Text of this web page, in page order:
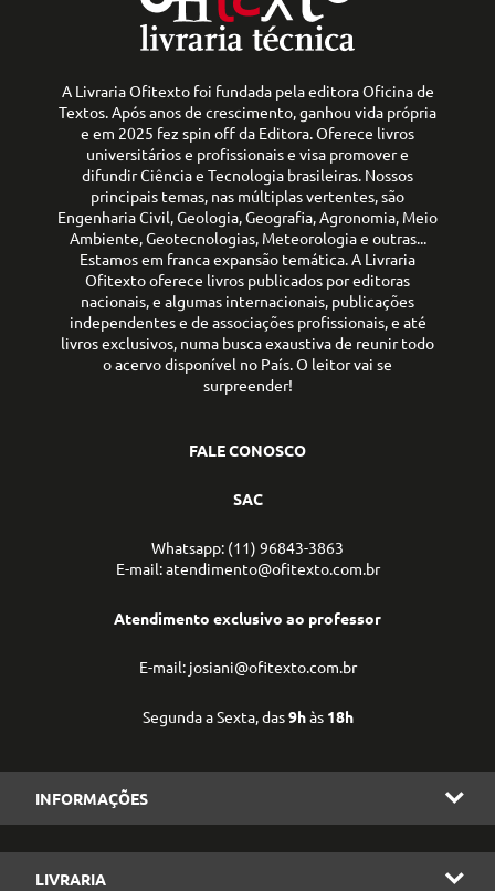
A Livraria Ofitexto foi fundada pela editora Oficina de
Textos. Após anos de crescimento, ganhou vida própria
e em 2025 fez spin off da Editora. Oferece livros
universitários e profissionais e visa promover e
difundir Ciência e Tecnologia brasileiras. Nossos
principais temas, nas múltiplas vertentes, são
Engenharia Civil, Geologia, Geografia, Agronomia, Meio
Ambiente, Geotecnologias, Meteorologia e outras...
Estamos em franca expansão temática. A Livraria
Ofitexto oferece livros publicados por editoras
nacionais, e algumas internacionais, publicações
independentes e de associações profissionais, e até
livros exclusivos, numa busca exaustiva de reunir todo
o acervo disponível no País. O leitor vai se
surpreender!
FALE CONOSCO
SAC
Whatsapp: (11) 96843-3863
E-mail: atendimento@ofitexto.com.br
Atendimento exclusivo ao professor
E-mail: josiani@ofitexto.com.br
Segunda a Sexta, das9hàs 18h
INFORMAÇÕES
LIVRARIA